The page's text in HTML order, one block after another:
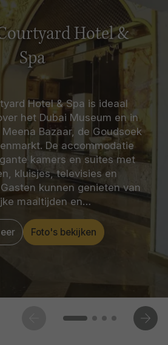
Hotel &
Spa
Hotel & Spa is ideaal
het Dubai Museum en in
Bazaar, de Goudsoek
De accommodatie
kamers en suites met
kluisjes, televisies en
kunnen genieten van
maaltijden en…
Foto's bekijken